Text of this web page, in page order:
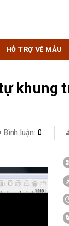
HỖ TRỢ VẼ MẪU
khung
Bình luận: 0